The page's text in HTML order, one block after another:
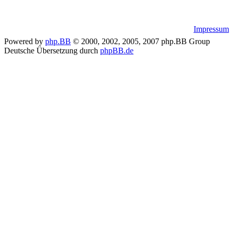
Impressum
Powered by php.BB © 2000, 2002, 2005, 2007 php.BB Group
Deutsche Übersetzung durch phpBB.de